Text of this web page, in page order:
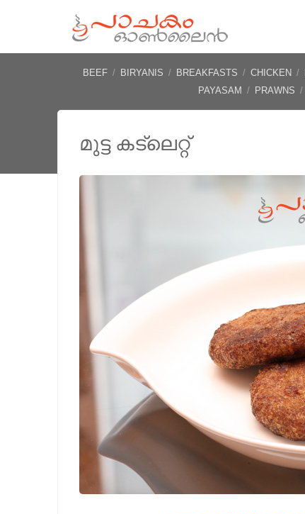
BEEF / BIRYANIS / BREAKFASTS / CHICKEN /
PAYASAM / PRAWNS /
മുട്ട കട്‌ലെറ്റ്‌